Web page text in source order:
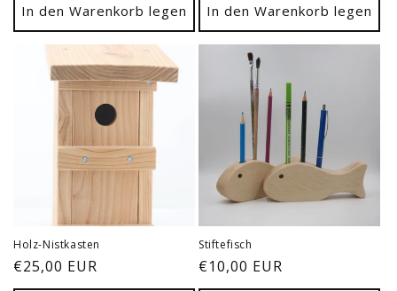
In den Warenkorb legen In den Warenkorb legen
Holz-Nistkasten
Normaler
€25,00 EUR
Stiftefisch
Normaler
€10,00 EUR